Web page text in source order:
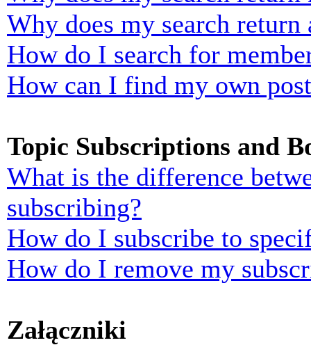
Why does my search return
How do I search for
How can I find my own
Topic Subscriptions and
What is the difference
subscribing?
How do I subscribe to
How do I remove my
Załączniki